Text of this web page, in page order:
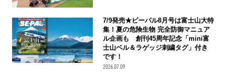
7/9発売★ビーパル8月号は富士山大特
集！夏の危険生物 完全防御マニュア
ル企画も 創刊45周年記念「mini富
士山ベル＆ラゲッジ刺繍タグ」付き
です！
2026.07.09